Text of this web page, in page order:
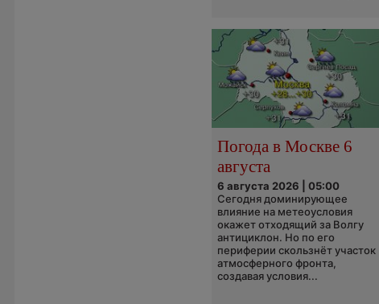
Погода в Москве 6
августа
6 августа 2026 | 05:00
Сегодня доминирующее
влияние на метеоусловия
окажет отходящий за Волгу
антициклон. Но по его
периферии скользнёт участок
атмосферного фронта,
создавая условия...